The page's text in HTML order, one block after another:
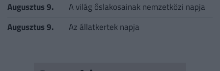
Augusztus 9.
A világ őslakosainak nemzetközi napja
Augusztus 9.
Az állatkertek napja